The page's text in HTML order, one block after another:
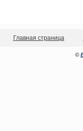
Главная страница
©